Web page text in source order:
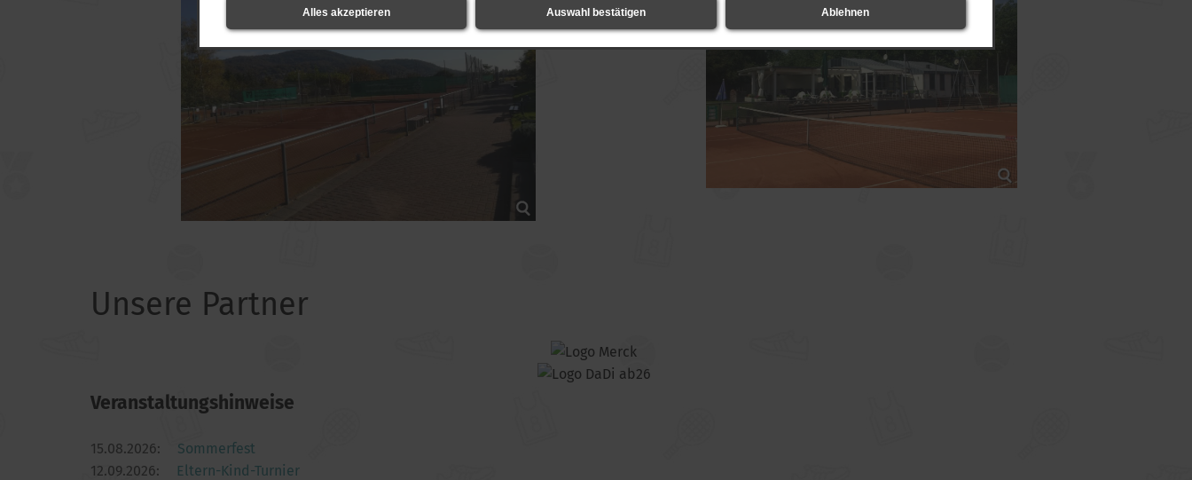
Alles akzeptieren Auswahl bestätigen Ablehnen
Unsere Partner
Veranstaltungshinweise
15.08.2026:
Sommerfest
12.09.2026:
Eltern-Kind-Turnier